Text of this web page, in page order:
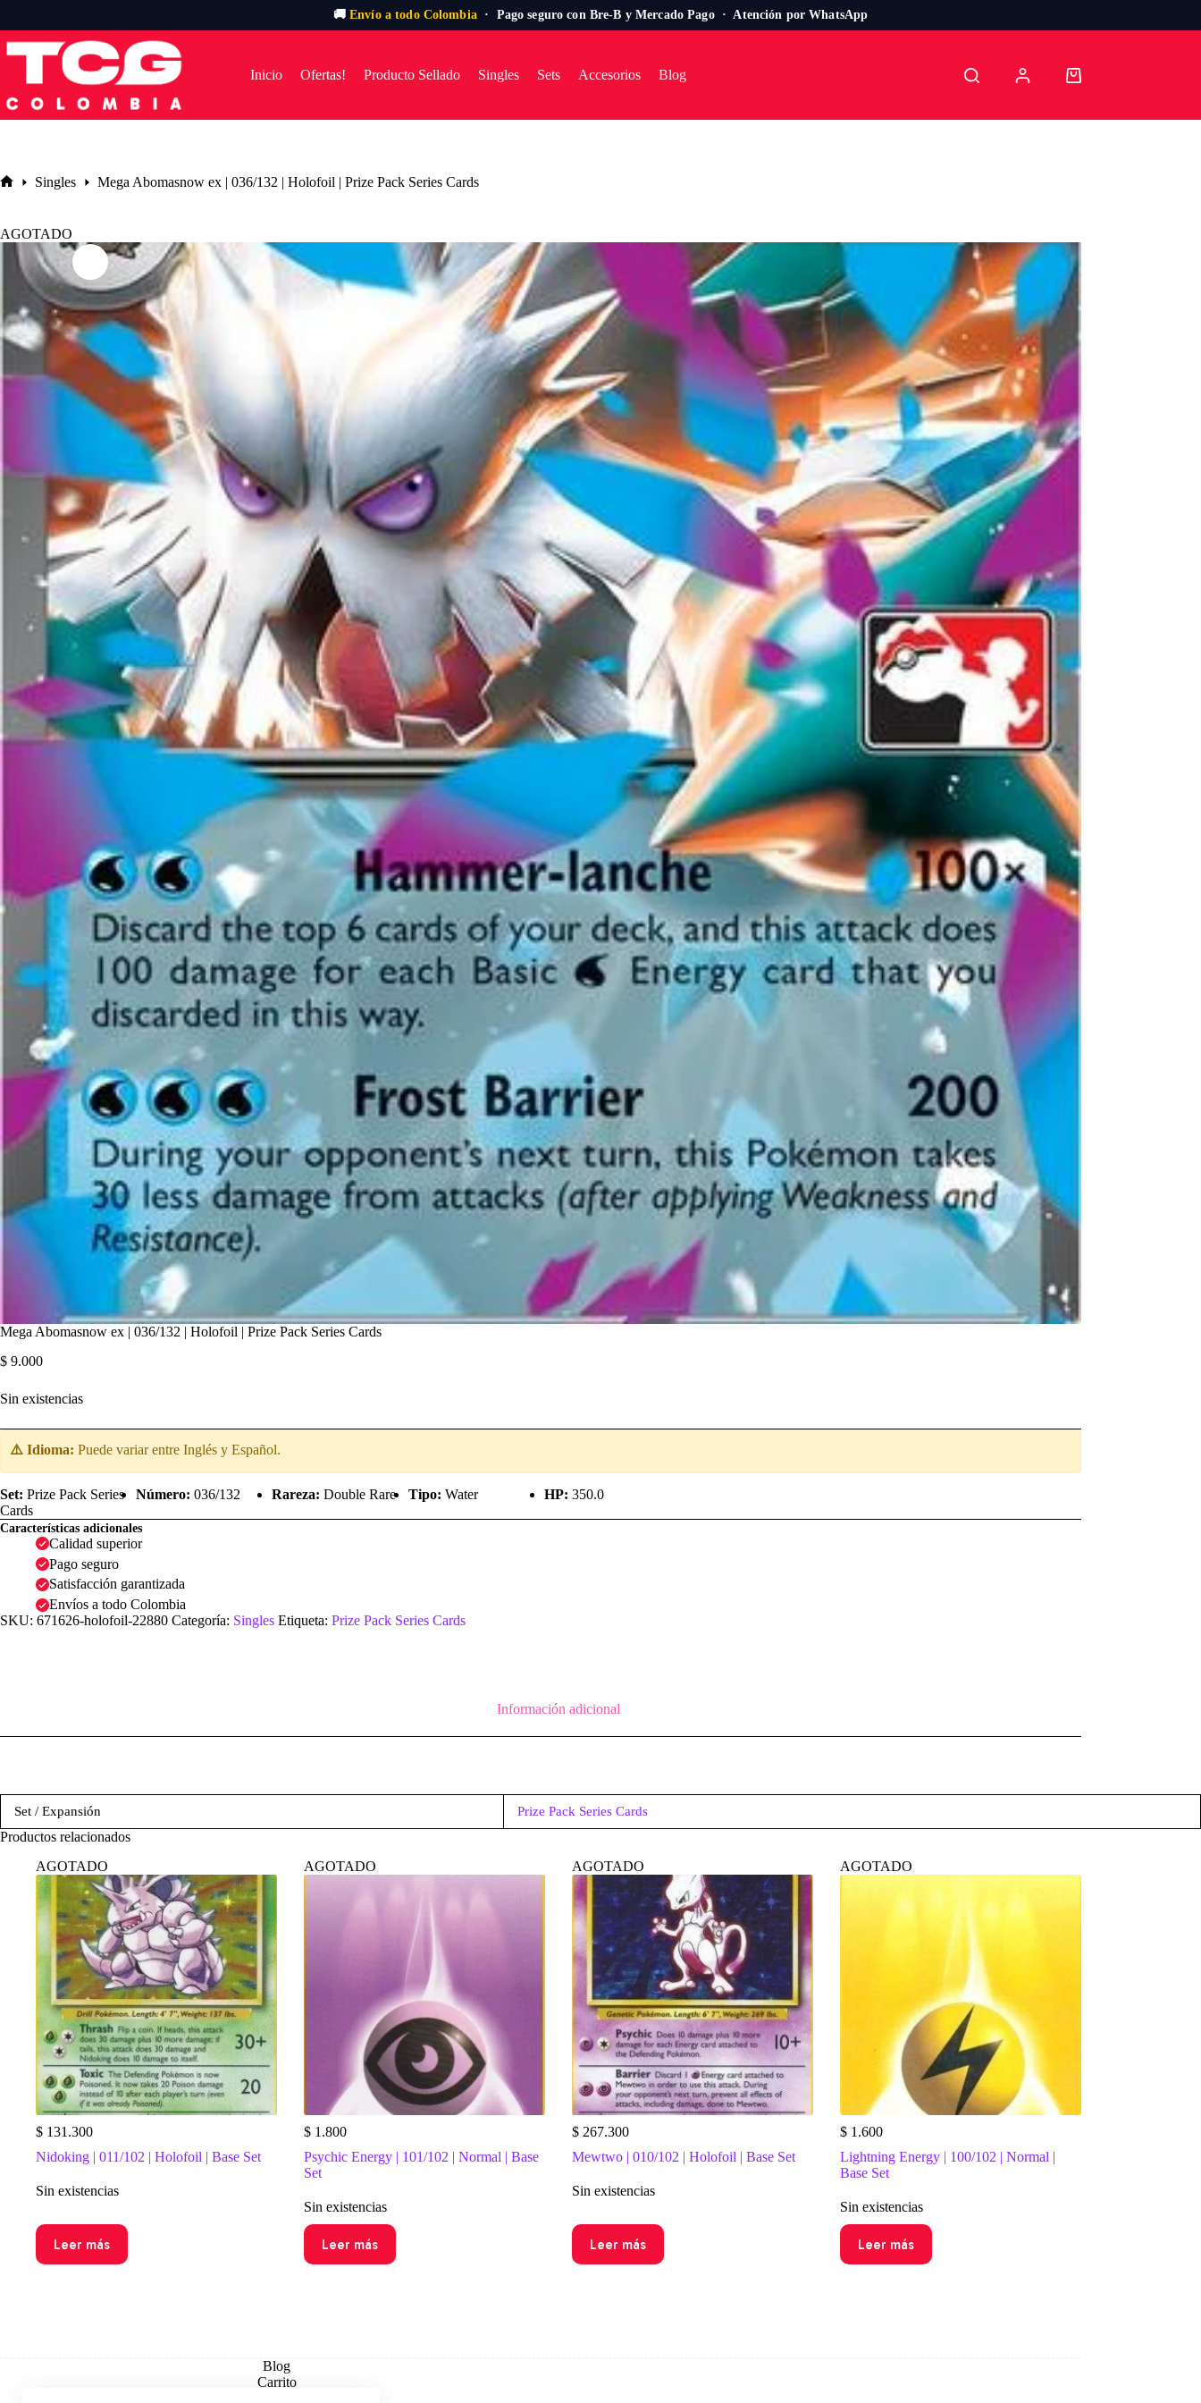
🚚 Envío a todo Colombia· Pago seguro con Bre-B y Mercado Pago · Atención por WhatsApp
al
Inicio Ofertas! Producto Sellado Singles Sets Accesorios Blog
Carro
Singles Mega Abomasnow ex | 036/132 | Holofoil | Prize Pack Series Cards
AGOTADO
Mega Abomasnow ex | 036/132 | Holofoil | Prize Pack Series Cards
$ 9.000
Sin existencias
⚠️ Idioma: Puede variar entre Inglés y Español.
Set: Prize Pack Series
Cards
Número: 036/132 Rareza: Double Rare Tipo: Water HP: 350.0
Características adicionales
Calidad superior
Pago seguro
Satisfacción garantizada
Envíos a todo Colombia
SKU: 671626-holofoil-22880 Categoría: Singles Etiqueta: Prize Pack Series Cards
Información adicional
Set / Expansión Prize Pack Series Cards
Productos relacionados
AGOTADO
$ 131.300
Nidoking | 011/102 | Holofoil | Base Set
Sin existencias
Leer más
AGOTADO
$1.800
Psychic Energy | 101/102 | Normal | Base
Set
Sin existencias
Leer más
AGOTADO
$267.300
Mewtwo | 010/102 | Holofoil | Base Set
Sin existencias
Leer más
AGOTADO
$1.600
Lightning Energy | 100/102 | Normal |
Base Set
Sin existencias
Leer más
Blog
Carrito